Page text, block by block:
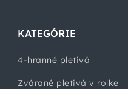
KATEGÓRIE
4-hranné pletivá
Zvárané pletivá v rolke